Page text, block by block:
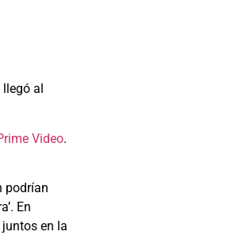
al
Video.
podrían
En
en la